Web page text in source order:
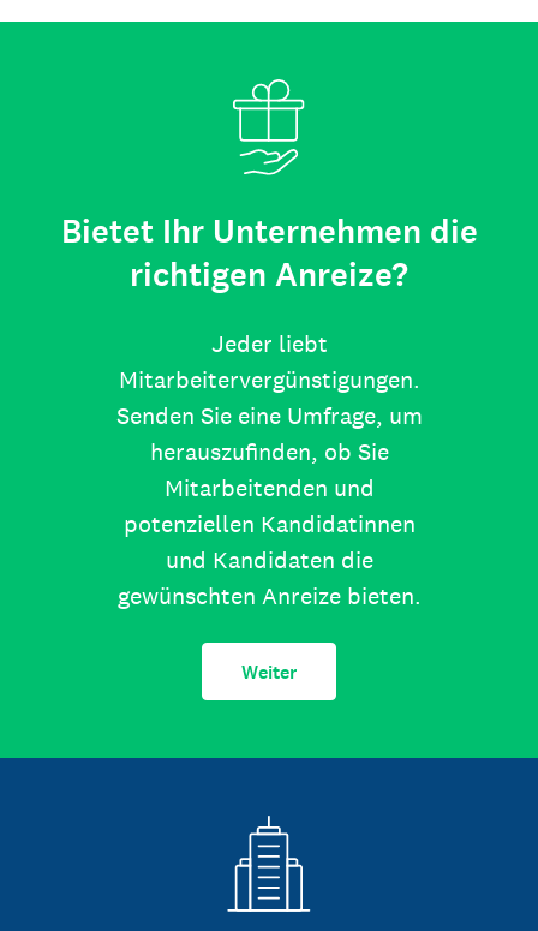
Bietet Ihr Unternehmen die
richtigen Anreize?
Jeder liebt
Mitarbeitervergünstigungen.
Senden Sie eine Umfrage, um
herauszufinden, ob Sie
Mitarbeitenden und
potenziellen Kandidatinnen
und Kandidaten die
gewünschten Anreize bieten.
Weiter